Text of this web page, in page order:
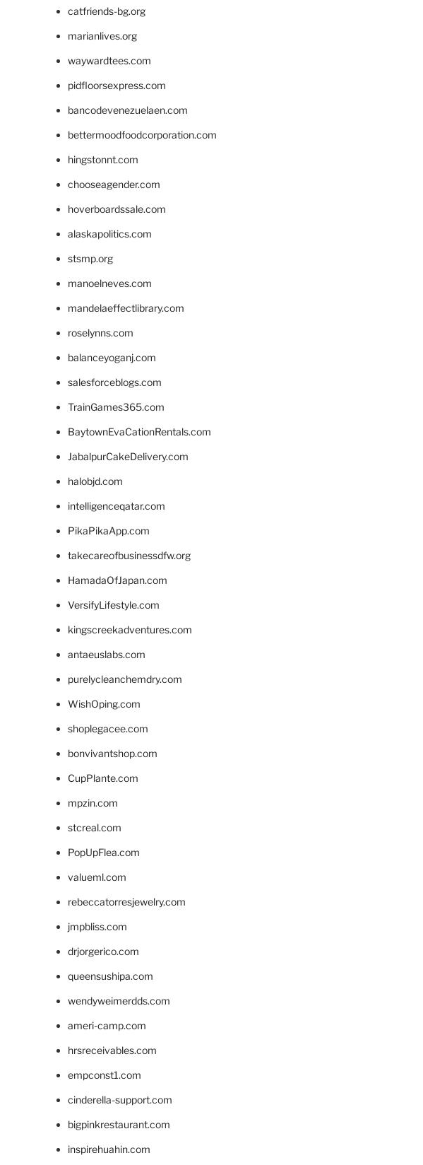
catfriends-bg.org
marianlives.org
waywardtees.com
pidfloorsexpress.com
bancodevenezuelaen.com
bettermoodfoodcorporation.com
hingstonnt.com
chooseagender.com
hoverboardssale.com
alaskapolitics.com
stsmp.org
manoelneves.com
mandelaeffectlibrary.com
roselynns.com
balanceyoganj.com
salesforceblogs.com
TrainGames365.com
BaytownEvaCationRentals.com
JabalpurCakeDelivery.com
halobjd.com
intelligenceqatar.com
PikaPikaApp.com
takecareofbusinessdfw.org
HamadaOfJapan.com
VersifyLifestyle.com
kingscreekadventures.com
antaeuslabs.com
purelycleanchemdry.com
WishOping.com
shoplegacee.com
bonvivantshop.com
CupPlante.com
mpzin.com
stcreal.com
PopUpFlea.com
valueml.com
rebeccatorresjewelry.com
jmpbliss.com
drjorgerico.com
queensushipa.com
wendyweimerdds.com
ameri-camp.com
hrsreceivables.com
empconst1.com
cinderella-support.com
bigpinkrestaurant.com
inspirehuahin.com